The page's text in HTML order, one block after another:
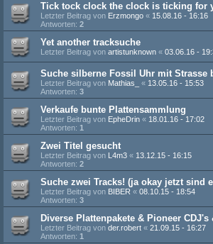
Tick tock clock the clock is ticking for
Letzter Beitrag von Erzmongo « 15.08.16 - 16:16
Antworten: 2
Yet another tracksuche
Letzter Beitrag von artistunknown « 03.06.16 -
Suche silberne Fossil Uhr mit Strasse
Letzter Beitrag von Mathias_ « 13.05.16 - 15:53
Antworten: 3
Verkaufe bunte Plattensammlung
Letzter Beitrag von EpheDrin « 18.01.16 - 17:02
Antworten: 1
Zwei Titel gesucht
Letzter Beitrag von L4m3 « 13.12.15 - 16:15
Antworten: 2
Suche zwei Tracks! (ja okay jetzt sind
Letzter Beitrag von BIBER « 08.10.15 - 18:54
Antworten: 3
Diverse Plattenpakete & Pioneer CDJ's
Letzter Beitrag von der.robert « 21.09.15 - 16:27
Antworten: 1